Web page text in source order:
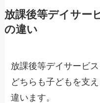
放課後等デイサー
の違い
放課後等デイサービ
どちらも子どもを支
違います。